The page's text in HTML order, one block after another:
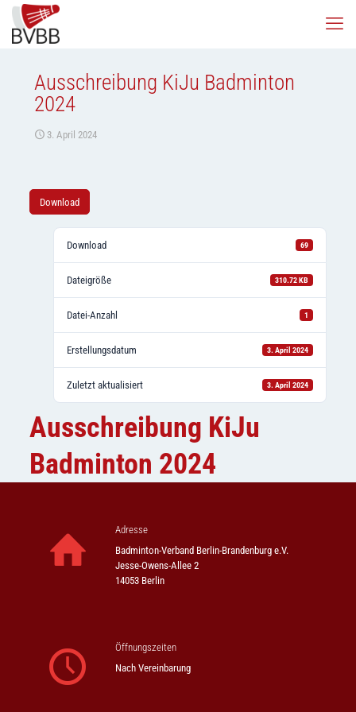
Ausschreibung KiJu Badminton
2024
3. April 2024
Download
Download 69
Dateigröße 310.72 KB
Datei-Anzahl 1
Erstellungsdatum 3. April 2024
Zuletzt aktualisiert 3. April 2024
Ausschreibung KiJu
Badminton 2024
Adresse
Badminton-Verband Berlin-Brandenburg e.V.
Jesse-Owens-Allee 2
14053 Berlin
Öffnungszeiten
Nach Vereinbarung